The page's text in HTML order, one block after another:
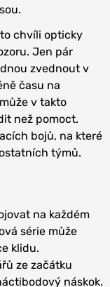
chvíli opticky
Jen pár
zvednout v
času na
v takto
než pomoct.
bojů, na které
týmů.
na každém
série může
klidu.
ze začátku
náskok.